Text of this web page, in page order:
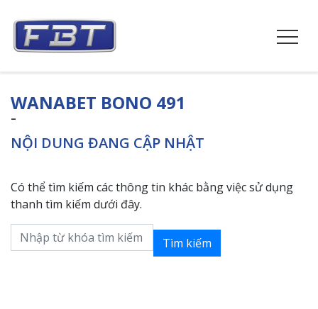
WANABET BONO 491
–
NỘI DUNG ĐANG CẬP NHẬT
Có thể tìm kiếm các thông tin khác bằng việc sử dụng
thanh tìm kiếm dưới đây.
Tìm kiếm